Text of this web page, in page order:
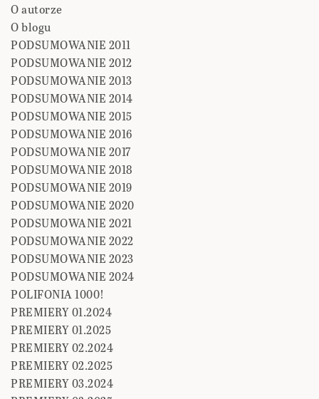
O autorze
O blogu
PODSUMOWANIE 2011
PODSUMOWANIE 2012
PODSUMOWANIE 2013
PODSUMOWANIE 2014
PODSUMOWANIE 2015
PODSUMOWANIE 2016
PODSUMOWANIE 2017
PODSUMOWANIE 2018
PODSUMOWANIE 2019
PODSUMOWANIE 2020
PODSUMOWANIE 2021
PODSUMOWANIE 2022
PODSUMOWANIE 2023
PODSUMOWANIE 2024
POLIFONIA 1000!
PREMIERY 01.2024
PREMIERY 01.2025
PREMIERY 02.2024
PREMIERY 02.2025
PREMIERY 03.2024